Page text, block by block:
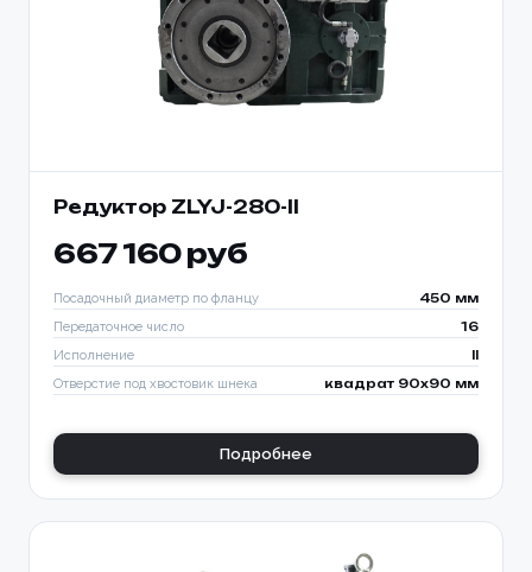
Редуктор ZLYJ-280-ll
667 160 руб
Посадочный диаметр по фланцу 450 мм
Передаточное число 16
Исполнение
Отверстие под хвостовик шнека квадрат 90х90 мм
Подробнее